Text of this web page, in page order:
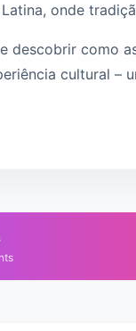
onde
descobrir como
cultural –